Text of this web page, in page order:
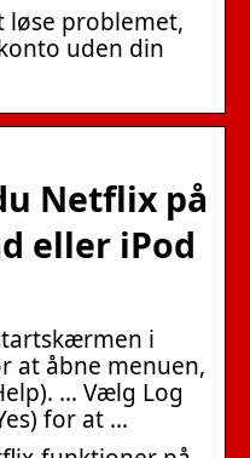
løse problemet,
uden din
Netflix på
eller iPod
i
at åbne menuen,
… Vælg Log
for at …